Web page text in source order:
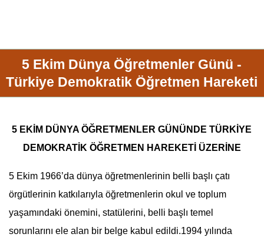
5 Ekim Dünya Öğretmenler Günü -
Türkiye Demokratik Öğretmen Hareketi
5 EKİM DÜNYA ÖĞRETMENLER GÜNÜNDETÜRKİYE
DEMOKRATİK ÖĞRETMEN HAREKETİ ÜZERİNE
5 Ekim 1966’da dünya öğretmenlerinin belli başlı çatı
örgütlerinin katkılarıyla öğretmenlerin okul ve toplum
yaşamındaki önemini, statülerini, belli başlı temel
sorunlarını ele alan bir belge kabul edildi.1994 yılında